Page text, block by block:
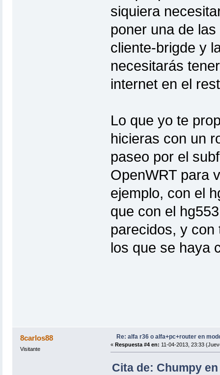
siquiera
poner una de
cliente-brigde y
necesitarás
internet en el
Lo que yo te
hicieras con un
paseo por el
OpenWRT para
ejemplo, con el
que con el
parecidos, y con
los que se haya
8carlos88
Visitante
Re: alfa r36 o alfa+pc+router en
« Respuesta #4 en: 11-04-2013, 23:33
Cita de: Chumpy